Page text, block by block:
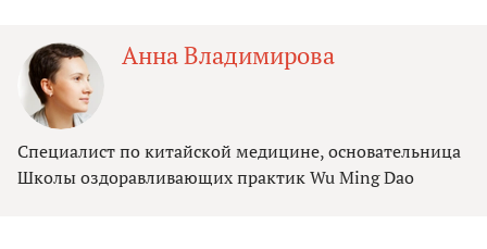
Анна Владимирова
Специалист по китайской медицине, основательница
Школы оздоравливающих практик Wu Ming Dao